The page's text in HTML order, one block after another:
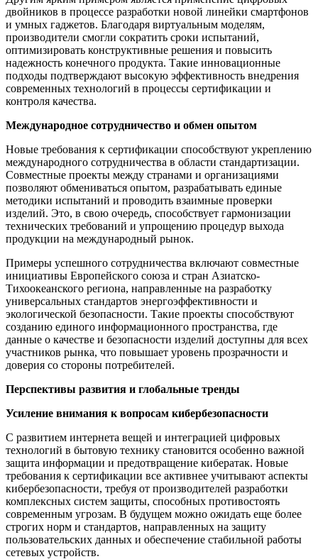
двойников в процессе разработки новой линейки смартфонов
и умных гаджетов. Благодаря виртуальным моделям,
производители смогли сократить сроки испытаний,
оптимизировать конструктивные решения и повысить
надежность конечного продукта. Такие инновационные
подходы подтверждают высокую эффективность внедрения
современных технологий в процессы сертификации и
контроля качества.
Международное сотрудничество и обмен опытом
Новые требования к сертификации способствуют укреплению
международного сотрудничества в области стандартизации.
Совместные проекты между странами и организациями
позволяют обмениваться опытом, разрабатывать единые
методики испытаний и проводить взаимные проверки
изделий. Это, в свою очередь, способствует гармонизации
технических требований и упрощению процедур выхода
продукции на международный рынок.
Примеры успешного сотрудничества включают совместные
инициативы Европейского союза и стран Азиатско-
Тихоокеанского региона, направленные на разработку
универсальных стандартов энергоэффективности и
экологической безопасности. Такие проекты способствуют
созданию единого информационного пространства, где
данные о качестве и безопасности изделий доступны для всех
участников рынка, что повышает уровень прозрачности и
доверия со стороны потребителей.
Перспективы развития и глобальные тренды
Усиление внимания к вопросам кибербезопасности
С развитием интернета вещей и интеграцией цифровых
технологий в бытовую технику становится особенно важной
защита информации и предотвращение кибератак. Новые
требования к сертификации все активнее учитывают аспекты
кибербезопасности, требуя от производителей разработки
комплексных систем защиты, способных противостоять
современным угрозам. В будущем можно ожидать еще более
строгих норм и стандартов, направленных на защиту
пользовательских данных и обеспечение стабильной работы
сетевых устройств.